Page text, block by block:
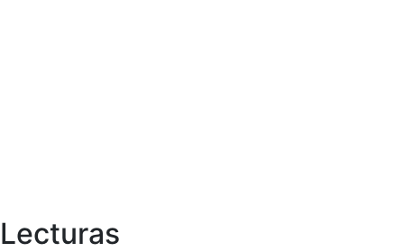
Lecturas